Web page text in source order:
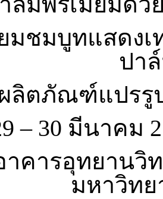
มชมบูทแสดง
ปา
ลิตภัณฑ์แปรรู
– 30 มีนาคม
คารอุทยานวิ
มหาวิท